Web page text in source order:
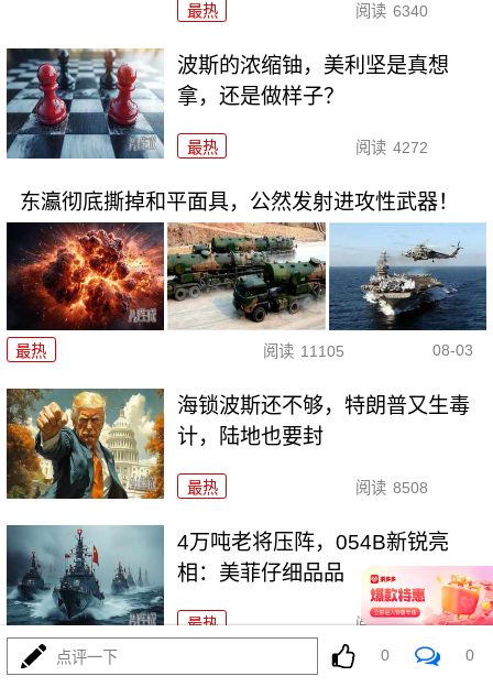
最热 阅读 6340
波斯的浓缩铀，美利坚是真想
拿，还是做样子？
最热 阅读 4272
东瀛彻底撕掉和平面具，公然发射进攻性武器！
最热 阅读 11105 08-03
海锁波斯还不够，特朗普又生毒
计，陆地也要封
最热 阅读 8508
4万吨老将压阵，054B新锐亮
相：美菲仔细品品
最热 阅读 8272
西班牙在北非的那块飞地休达，为何突然炸了锅
点评一下 0 0